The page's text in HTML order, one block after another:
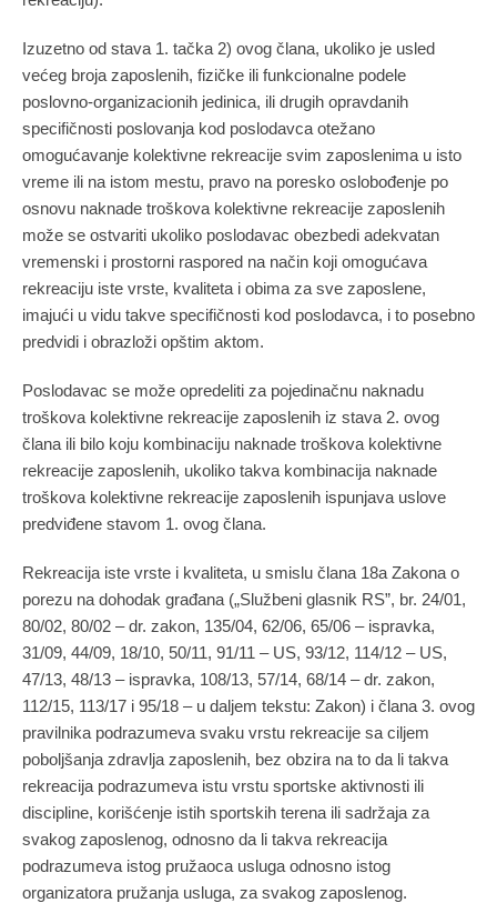
Izuzetno od stava 1. tačka 2) ovog člana, ukoliko je usled
većeg broja zaposlenih, fizičke ili funkcionalne podele
poslovno-organizacionih jedinica, ili drugih opravdanih
specifičnosti poslovanja kod poslodavca otežano
omogućavanje kolektivne rekreacije svim zaposlenima u isto
vreme ili na istom mestu, pravo na poresko oslobođenje po
osnovu naknade troškova kolektivne rekreacije zaposlenih
može se ostvariti ukoliko poslodavac obezbedi adekvatan
vremenski i prostorni raspored na način koji omogućava
rekreaciju iste vrste, kvaliteta i obima za sve zaposlene,
imajući u vidu takve specifičnosti kod poslodavca, i to posebno
predvidi i obrazloži opštim aktom.
Poslodavac se može opredeliti za pojedinačnu naknadu
troškova kolektivne rekreacije zaposlenih iz stava 2. ovog
člana ili bilo koju kombinaciju naknade troškova kolektivne
rekreacije zaposlenih, ukoliko takva kombinacija naknade
troškova kolektivne rekreacije zaposlenih ispunjava uslove
predviđene stavom 1. ovog člana.
Rekreacija iste vrste i kvaliteta, u smislu člana 18a Zakona o
porezu na dohodak građana („Službeni glasnik RS”, br. 24/01,
80/02, 80/02 – dr. zakon, 135/04, 62/06, 65/06 – ispravka,
31/09, 44/09, 18/10, 50/11, 91/11 – US, 93/12, 114/12 – US,
47/13, 48/13 – ispravka, 108/13, 57/14, 68/14 – dr. zakon,
112/15, 113/17 i 95/18 – u daljem tekstu: Zakon) i člana 3. ovog
pravilnika podrazumeva svaku vrstu rekreacije sa ciljem
poboljšanja zdravlja zaposlenih, bez obzira na to da li takva
rekreacija podrazumeva istu vrstu sportske aktivnosti ili
discipline, korišćenje istih sportskih terena ili sadržaja za
svakog zaposlenog, odnosno da li takva rekreacija
podrazumeva istog pružaoca usluga odnosno istog
organizatora pružanja usluga, za svakog zaposlenog.